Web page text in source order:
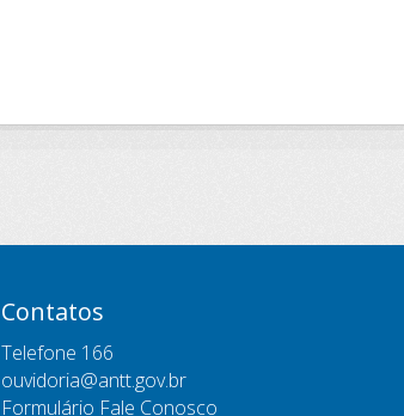
Contatos
Telefone 166
ouvidoria@antt.gov.br
Formulário Fale Conosco